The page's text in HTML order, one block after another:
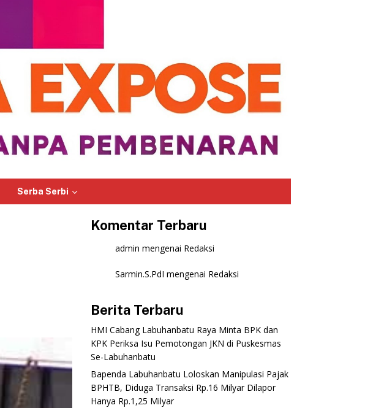
Serba Serbi
Komentar Terbaru
admin mengenai Redaksi
Sarmin.S.PdI mengenai Redaksi
Berita Terbaru
‎HMI Cabang Labuhanbatu Raya Minta BPK dan
KPK Periksa Isu Pemotongan JKN di Puskesmas
Se-Labuhanbatu‎‎
‎Bapenda Labuhanbatu Loloskan Manipulasi Pajak
BPHTB, Diduga Transaksi Rp.16 Milyar Dilapor
Hanya Rp.1,25 Milyar